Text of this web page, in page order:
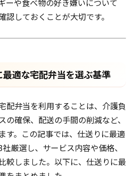
ーや食べ物の好き嫌いについて
しておくことが大切です。
最適な宅配弁当を選ぶ基準
配弁当を利用することは、介護負
確保、配送の手間の削減など、
す。この記事では、仕送りに最適
厳選し、サービス内容や価格、
較しました。以下に、仕送りに最